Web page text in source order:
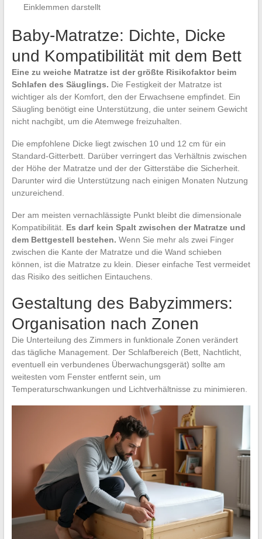
Einklemmen darstellt
Baby-Matratze: Dichte, Dicke
und Kompatibilität mit dem Bett
Eine zu weiche Matratze ist der größte Risikofaktor beim
Schlafen des Säuglings. Die Festigkeit der Matratze ist
wichtiger als der Komfort, den der Erwachsene empfindet. Ein
Säugling benötigt eine Unterstützung, die unter seinem Gewicht
nicht nachgibt, um die Atemwege freizuhalten.
Die empfohlene Dicke liegt zwischen 10 und 12 cm für ein
Standard-Gitterbett. Darüber verringert das Verhältnis zwischen
der Höhe der Matratze und der der Gitterstäbe die Sicherheit.
Darunter wird die Unterstützung nach einigen Monaten Nutzung
unzureichend.
Der am meisten vernachlässigte Punkt bleibt die dimensionale
Kompatibilität. Es darf kein Spalt zwischen der Matratze und
dem Bettgestell bestehen. Wenn Sie mehr als zwei Finger
zwischen die Kante der Matratze und die Wand schieben
können, ist die Matratze zu klein. Dieser einfache Test vermeidet
das Risiko des seitlichen Eintauchens.
Gestaltung des Babyzimmers:
Organisation nach Zonen
Die Unterteilung des Zimmers in funktionale Zonen verändert
das tägliche Management. Der Schlafbereich (Bett, Nachtlicht,
eventuell ein verbundenes Überwachungsgerät) sollte am
weitesten vom Fenster entfernt sein, um
Temperaturschwankungen und Lichtverhältnisse zu minimieren.